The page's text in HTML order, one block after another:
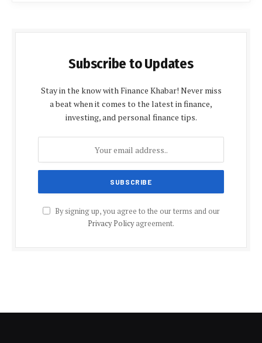
Subscribe to Updates
Stay in the know with Finance Khabar! Never miss
a beat when it comes to the latest in finance,
investing, and personal finance tips.
By signing up, you agree to the our terms and our
Privacy Policyagreement.